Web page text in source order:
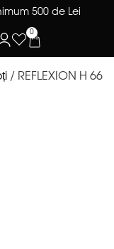
500 de Lei
0
/ REFLEXION H 66